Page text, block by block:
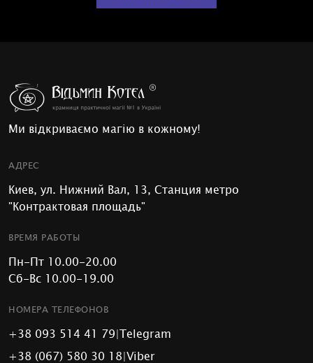
Ми відкриваємо магію в кожному!
АДРЕС
Киев, ул. Нижний Вал, 13, Станция метро
"Контрактовая площадь"
ВРЕМЯ РАБОТЫ
Пн-Пт 10.00-20.00
Сб-Вс 10.00-19.00
НОМЕРА ТЕЛЕФОНОВ
+38 093 514 41 79|Telegram
+38 (067) 580 30 18|Viber